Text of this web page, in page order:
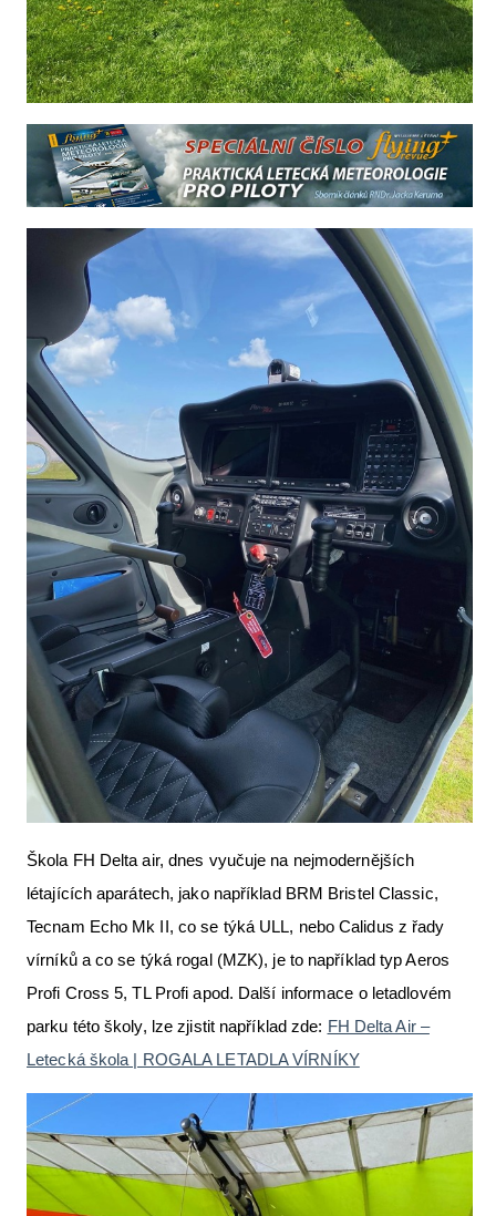
Škola FH Delta air, dnes vyučuje na nejmodernějších
létajících aparátech, jako například BRM Bristel Classic,
Tecnam Echo Mk II, co se týká ULL, nebo Calidus z řady
vírníků a co se týká rogal (MZK), je to například typ Aeros
Profi Cross 5, TL Profi apod. Další informace o letadlovém
parku této školy, lze zjistit například zde: FH Delta Air –
Letecká škola | ROGALA LETADLA VÍRNÍKY